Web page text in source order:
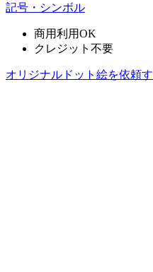
記号・シンボル
商用利用OK
クレジット不要
オリジナルドット絵を依頼